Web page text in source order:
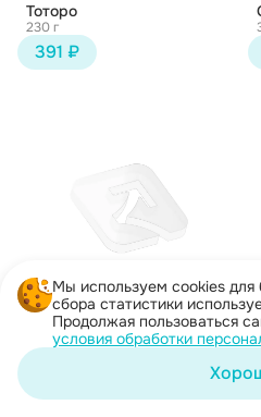
Мы используем cookies
сбора статистики
Продолжая пользоваться
условия обработки
Каталог Акции
Тоторо
230 г
391 ₽
Сырный Иван
250 г